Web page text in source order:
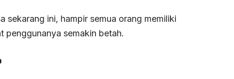
sekarang ini, hampir semua orang memiliki
penggunanya semakin betah.